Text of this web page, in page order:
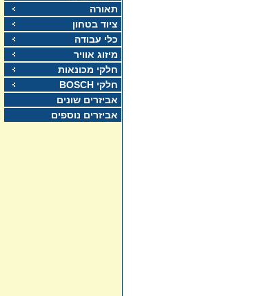
תאורה
ציוד בטחון
כלי עבודה
מיזוג אוויר
חלקי מכונאות
חלקי BOSCH
אביזרים שונים
אביזרים נוספים